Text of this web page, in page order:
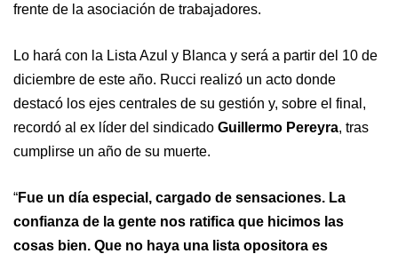
frente de la asociación de trabajadores.
Lo hará con la Lista Azul y Blanca y será a partir del 10 de
diciembre de este año. Rucci realizó un acto donde
destacó los ejes centrales de su gestión y, sobre el final,
recordó al ex líder del sindicado Guillermo Pereyra, tras
cumplirse un año de su muerte.
“Fue un día especial, cargado de sensaciones. La
confianza de la gente nos ratifica que hicimos las
cosas bien. Que no haya una lista opositora es